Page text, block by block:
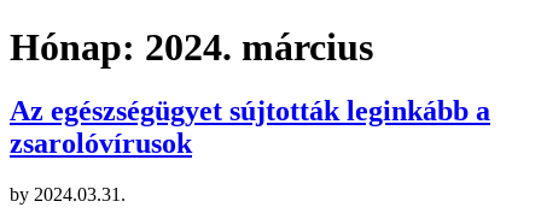
Hónap: 2024. március
Az egészségügyet sújtották leginkább a
zsarolóvírusok
by 2024.03.31.